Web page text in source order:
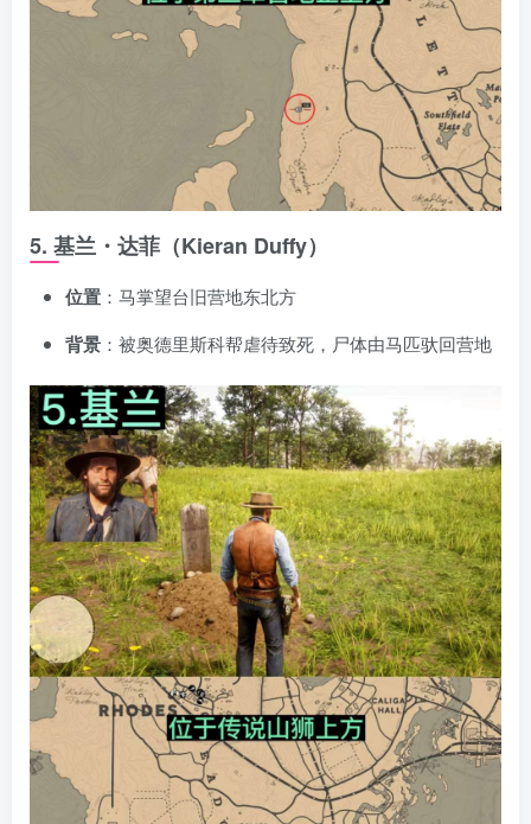
5. 基兰・达菲（Kieran Duffy）
位置 ：马掌望台旧营地东北方
背景 ：被奥德里斯科帮虐待致死，尸体由马匹驮回营地